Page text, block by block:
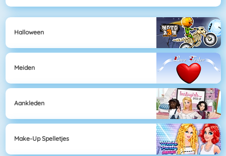
Halloween
Meiden
Aankleden
Make-Up Spelletjes